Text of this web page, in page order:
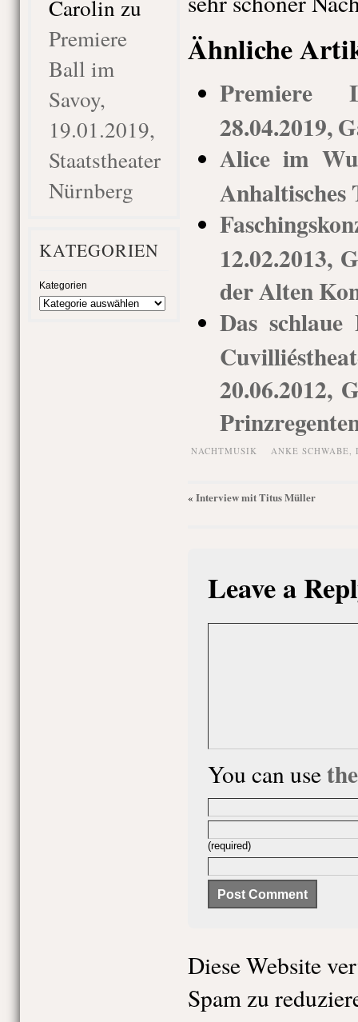
Carolin zu
Premiere
Ball im
Savoy,
19.01.2019,
Staatstheater
Nürnberg
KATEGORIEN
Kategorien
Ähnliche
Premiere
28.04.2019,
Alice im
Anhaltisches
12.02.2013,
der Alten
Das schlaue
20.06.2012,
NACHTMUSIK ANKE SCHWABE,
« Interview mit Titus Müller
Leave a
You can use
(required)
Diese Website
Spam zu